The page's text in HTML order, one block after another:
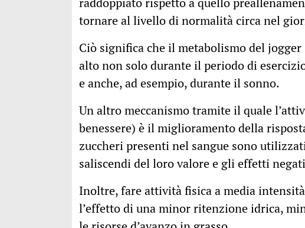
tornare al livello di normalità circa nel
Ciò significa che il metabolismo del
alto non solo durante il periodo di
e anche, ad esempio, durante il sonno.
Un altro meccanismo tramite il quale
benessere) è il miglioramento della
zuccheri presenti nel sangue sono
saliscendi del loro valore e gli effetti
Inoltre, fare attività fisica a media
l’effetto di una minor ritenzione idrica,